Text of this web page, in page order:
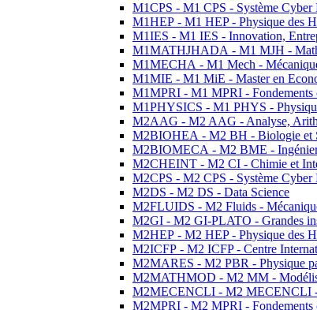
M1CPS - M1 CPS - Système Cyber
M1HEP - M1 HEP - Physique des
M1IES - M1 IES - Innovation,
M1MATHJHADA - M1 MJH -
M1MECHA - M1 Mech -
M1MIE - M1 MiE - Master en
M1MPRI - M1 MPRI - Fondements
M1PHYSICS - M1 PHYS -
M2AAG - M2 AAG - Analyse,
M2BIOHEA - M2 BH - Biologie et
M2BIOMECA - M2 BME -
M2CHEINT - M2 CI - Chimie et
M2CPS - M2 CPS - Système Cyber
M2DS - M2 DS - Data Science
M2FLUIDS - M2 Fluids -
M2GI - M2 GI-PLATO - Grandes
M2HEP - M2 HEP - Physique des
M2ICFP - M2 ICFP - Centre
M2MARES - M2 PBR - Physique
M2MATHMOD - M2 MM -
M2MECENCLI - M2 MECENCLI -
M2MPRI - M2 MPRI - Fondements